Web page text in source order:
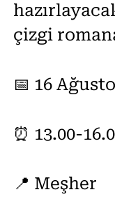
çizgi
📅 16
⏰ 13.00-
📍 Meşher